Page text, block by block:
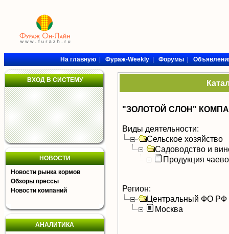
На главную|Фураж-Weekly|Форумы|
ВХОД В СИСТЕМУ
НОВОСТИ
Новости рынка кормов
Обзоры прессы
Новости компаний
АНАЛИТИКА
"ЗОЛОТОЙ СЛОН"
Виды деятельности:
Сельское хозяйство
Садоводство и
Продукция
Регион:
Центральный ФО РФ
Москва